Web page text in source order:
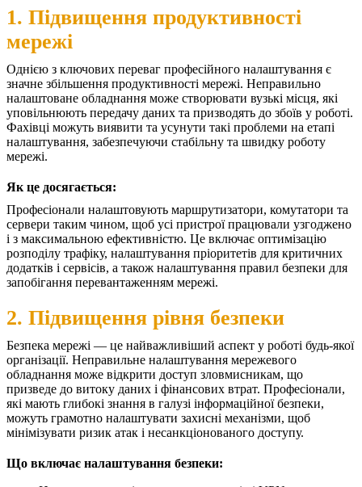
1. Підвищення продуктивності
мережі
Однією з ключових переваг професійного налаштування є
значне збільшення продуктивності мережі. Неправильно
налаштоване обладнання може створювати вузькі місця, які
уповільнюють передачу даних та призводять до збоїв у роботі.
Фахівці можуть виявити та усунути такі проблеми на етапі
налаштування, забезпечуючи стабільну та швидку роботу
мережі.
Як це досягається:
Професіонали налаштовують маршрутизатори, комутатори та
сервери таким чином, щоб усі пристрої працювали узгоджено
і з максимальною ефективністю. Це включає оптимізацію
розподілу трафіку, налаштування пріоритетів для критичних
додатків і сервісів, а також налаштування правил безпеки для
запобігання перевантаженням мережі.
2. Підвищення рівня безпеки
Безпека мережі — це найважливіший аспект у роботі будь-якої
організації. Неправильне налаштування мережевого
обладнання може відкрити доступ зловмисникам, що
призведе до витоку даних і фінансових втрат. Професіонали,
які мають глибокі знання в галузі інформаційної безпеки,
можуть грамотно налаштувати захисні механізми, щоб
мінімізувати ризик атак і несанкціонованого доступу.
Що включає налаштування безпеки: